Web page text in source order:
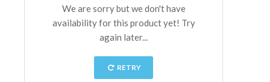
ENGLISH
中文
DEUTSCH